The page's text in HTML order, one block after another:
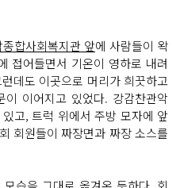
합사회복지관 앞에 사람들이 왁
접어들면서 기온이 영하로 내려
데도 이곳으로 머리가 희끗하고
이어지고 있었다. 강감찬관악
있고, 트럭 위에서 주방 모자에 앞
회원들이 짜장면과 짜장 소스를